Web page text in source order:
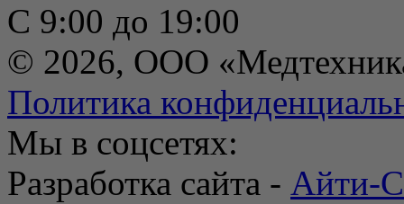
С 9:00 до 19:00
© 2026, ООО
Политика
Мы в соцсетях:
Разработка сайта - Айти-